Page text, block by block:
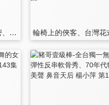
魔幻王子不能說的秘密、台灣之光世界扯鈴冠軍 第137集